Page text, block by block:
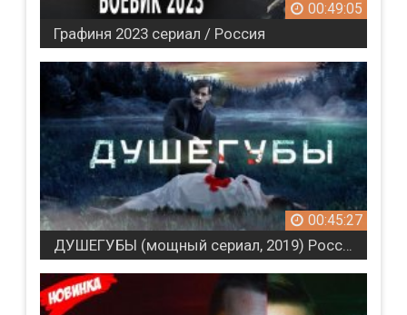
00:49:05
Графиня 2023 сериал / Россия
00:45:27
ДУШЕГУБЫ (мощный сериал, 2019) Россия